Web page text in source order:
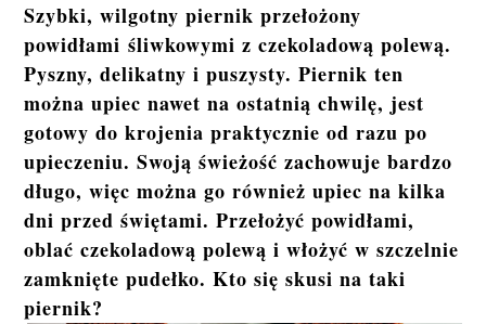
Szybki, wilgotny piernik przełożony
powidłami śliwkowymi z czekoladową polewą.
Pyszny, delikatny i puszysty. Piernik ten
można upiec nawet na ostatnią chwilę, jest
gotowy do krojenia praktycznie od razu po
upieczeniu. Swoją świeżość zachowuje bardzo
długo, więc można go również upiec na kilka
dni przed świętami. Przełożyć powidłami,
oblać czekoladową polewą i włożyć w szczelnie
zamknięte pudełko. Kto się skusi na taki
piernik?